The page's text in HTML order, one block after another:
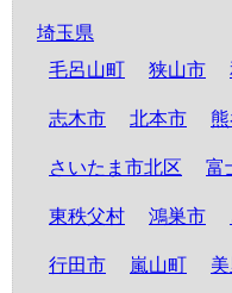
埼玉県
毛呂山町
狭山市
志木市 北本市
さいたま市北区 富
東秩父村 鴻巣市
行田市 嵐山町